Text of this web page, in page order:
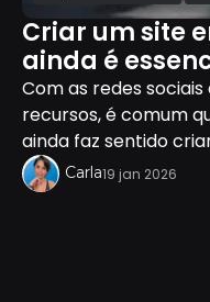
Criar um site
ainda é
Com as redes
recursos, é comum
ainda faz sentido
Carla19 jan 2026